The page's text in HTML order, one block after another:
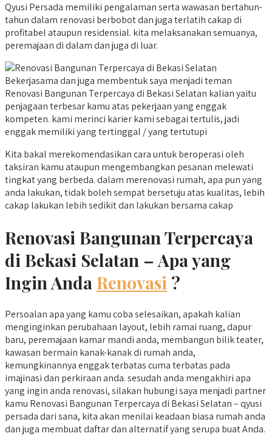
Qyusi Persada memiliki pengalaman serta wawasan bertahun-
tahun dalam renovasi berbobot dan juga terlatih cakap di
profitabel ataupun residensial. kita melaksanakan semuanya,
peremajaan di dalam dan juga di luar.
Bekerjasama dan juga membentuk saya menjadi teman
Renovasi Bangunan Terpercaya di Bekasi Selatan kalian yaitu
penjagaan terbesar kamu atas pekerjaan yang enggak
kompeten. kami merinci karier kami sebagai tertulis, jadi
enggak memiliki yang tertinggal / yang tertutupi
Kita bakal merekomendasikan cara untuk beroperasi oleh
taksiran kamu ataupun mengembangkan pesanan melewati
tingkat yang berbeda. dalam merenovasi rumah, apa pun yang
anda lakukan, tidak boleh sempat bersetuju atas kualitas, lebih
cakap lakukan lebih sedikit dan lakukan bersama cakap
Renovasi Bangunan Terpercaya
di Bekasi Selatan – Apa yang
Ingin Anda Renovasi ?
Persoalan apa yang kamu coba selesaikan, apakah kalian
menginginkan perubahaan layout, lebih ramai ruang, dapur
baru, peremajaan kamar mandi anda, membangun bilik teater,
kawasan bermain kanak-kanak di rumah anda,
kemungkinannya enggak terbatas cuma terbatas pada
imajinasi dan perkiraan anda. sesudah anda mengakhiri apa
yang ingin anda renovasi, silakan hubungi saya menjadi partner
kamu Renovasi Bangunan Terpercaya di Bekasi Selatan – qyusi
persada dari sana, kita akan menilai keadaan biasa rumah anda
dan juga membuat daftar dan alternatif yang serupa buat Anda.